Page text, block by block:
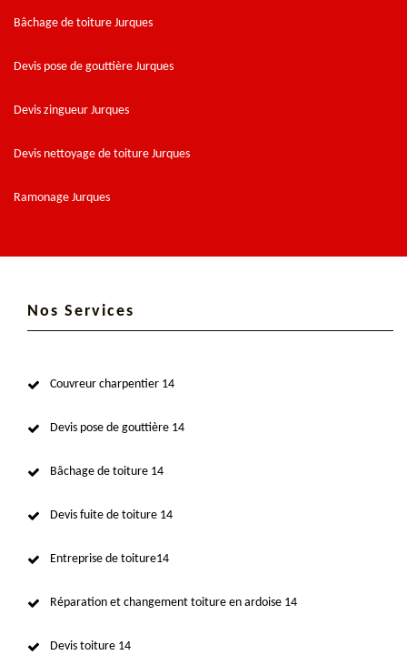
Bâchage de toiture Jurques
Devis pose de gouttière Jurques
Devis zingueur Jurques
Devis nettoyage de toiture Jurques
Ramonage Jurques
Nos Services
Couvreur charpentier 14
Devis pose de gouttière 14
Bâchage de toiture 14
Devis fuite de toiture 14
Entreprise de toiture14
Réparation et changement toiture en ardoise 14
Devis toiture 14